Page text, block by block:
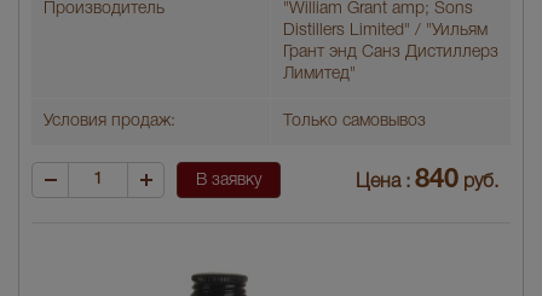
Производитель
"William Grant amp; Sons
Distillers Limited" / "Уильям
Грант энд Санз Дистиллерз
Лимитед"
Условия продаж: Только самовывоз
В заявку Цена : 840 руб.